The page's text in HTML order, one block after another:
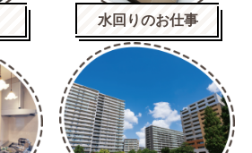
水回りのお仕事